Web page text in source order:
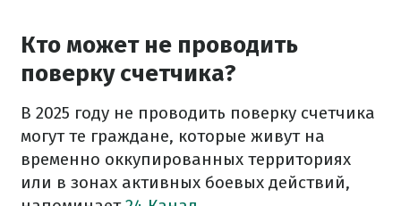
Кто может не проводить
поверку счетчика?
В 2025 году не проводить поверку счетчика
могут те граждане, которые живут на
временно оккупированных территориях
или в зонах активных боевых действий,